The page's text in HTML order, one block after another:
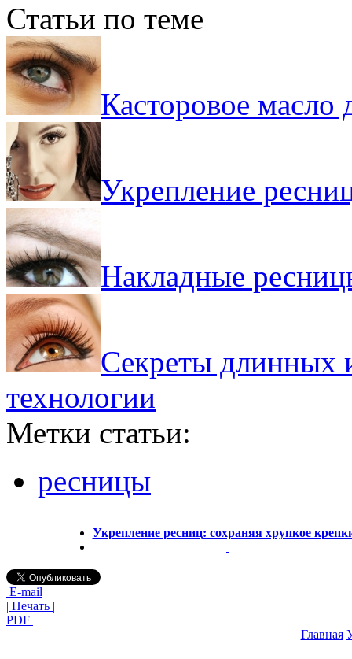
Статьи по теме
Касторовое масло
Укрепление
Накладные
Секреты длинных
технологии
Метки статьи:
ресницы
Укрепление ресниц: сохраняя хрупкое
E-mail
| Печать |
PDF
Главная